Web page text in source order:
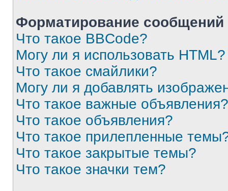
Форматирование
Что такое BBCode?
Могу ли я использовать HTML?
Что такое смайлики?
Могу ли я добавлять
Что такое важные объявления?
Что такое объявления?
Что такое прилепленные
Что такое закрытые темы?
Что такое значки тем?